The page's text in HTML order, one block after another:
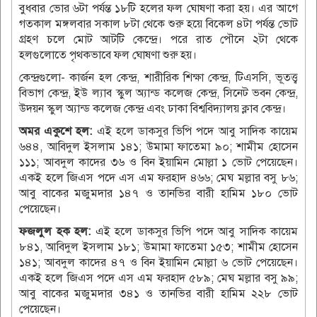
বুধবার ভোর ৬টা পর্যন্ত ১৮টি হলের ফল ঘোষণা করা হয়। এর আগে
গতকাল মঙ্গলবার সকাল ৮টা থেকে শুরু হয়ে বিকেল ৪টা পর্যন্ত ভোট
গ্রহণ চলে মোট আটটি কেন্দ্রে। পরে রাত পৌনে ২টা থেকে
হলগুলোতে পৃথকভাবে ফল ঘোষণা শুরু হয়।
কেন্দ্রগুলো- কার্জন হল কেন্দ্র, শারীরিক শিক্ষা কেন্দ্র, টিএসসি, ভূতত্ত্ব
বিভাগ কেন্দ্র, ইউ ল্যাব স্কুল অ্যান্ড কলেজ কেন্দ্র, সিনেট ভবন কেন্দ্র,
উদয়ন স্কুল অ্যান্ড কলেজ কেন্দ্র এবং ঢাকা বিশ্ববিদ্যালয় ক্লাব কেন্দ্র।
অমর একুশে হল: এই হলে ডাকসুর ভিপি পদে আবু সাদিক কায়েম
৬৪৪, আবিদুল ইসলাম ১৪১; উমামা ফাতেমা ৯০; শামীম হোসেন
১১১; আবদুল কাদের ৩৬ ও বিন ইয়ামিন মোল্লা ১ ভোট পেয়েছেন।
একই হলে জিএস পদে এস এম ফরহাদ ৪৬৬; মেঘ মল্লার বসু ৮৬;
আবু বাকের মজুমদার ১৪৭ ও তানভির বারী হামিম ১৮০ ভোট
পেয়েছেন।
ফজলুল হক হল: এই হলে ডাকসুর ভিপি পদে আবু সাদিক কায়েম
৮৪১, আবিদুল ইসলাম ১৮১; উমামা ফাতেমা ১৫৩; শামীম হোসেন
১৪১; আবদুল কাদের ৪৭ ও বিন ইয়ামিন মোল্লা ৬ ভোট পেয়েছেন।
একই হলে জিএস পদে এস এম ফরহাদ ৫৮৯; মেঘ মল্লার বসু ৯৯;
আবু বাকের মজুমদার ৩৪১ ও তানভির বারী হামিম ২২৮ ভোট
পেয়েছেন।